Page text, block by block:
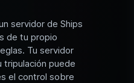
servidor de Ships
de tu propio
Tu servidor
tripulación puede
el control sobre